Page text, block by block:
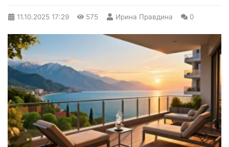
11.10.2025 17:29 575 Ирина Правдина 0